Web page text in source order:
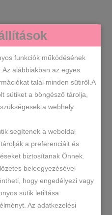
1 TALÁLAT
funkciók működésének
alábbiakban az egyes
talál minden sütiről.A
sütiket a böngésző tárolja,
a webhely
segítenek a weboldal
a preferenciáit és
biztosítanak Önnek.
beleegyezésével
hogy engedélyezi vagy
sütik letiltása
Az adatkezelési